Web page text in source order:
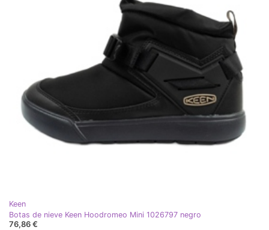
Keen
Botas de nieve Keen Hoodromeo Mini 1026797 negro
76,86 €